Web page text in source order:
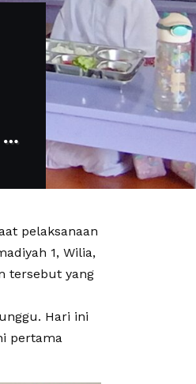
pelaksanaan
1, Wilia,
tersebut yang
Hari ini
pertama